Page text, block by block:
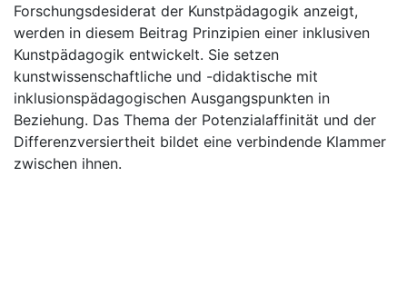
Forschungsdesiderat der Kunstpädagogik anzeigt,
werden in diesem Beitrag Prinzipien einer inklusiven
Kunstpädagogik entwickelt. Sie setzen
kunstwissenschaftliche und -didaktische mit
inklusionspädagogischen Ausgangspunkten in
Beziehung. Das Thema der Potenzialaffinität und der
Differenzversiertheit bildet eine verbindende Klammer
zwischen ihnen.